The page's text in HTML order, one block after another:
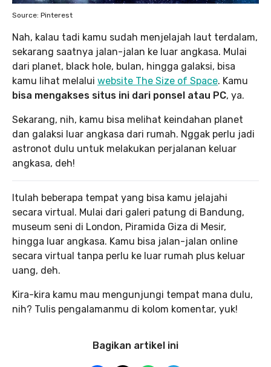
Source: Pinterest
Nah, kalau tadi kamu sudah menjelajah laut terdalam,
sekarang saatnya jalan-jalan ke luar angkasa. Mulai
dari planet, black hole, bulan, hingga galaksi, bisa
kamu lihat melalui website The Size of Space. Kamu
bisa mengakses situs ini dari ponsel atau PC, ya.
Sekarang, nih, kamu bisa melihat keindahan planet
dan galaksi luar angkasa dari rumah. Nggak perlu jadi
astronot dulu untuk melakukan perjalanan keluar
angkasa, deh!
Itulah beberapa tempat yang bisa kamu jelajahi
secara virtual. Mulai dari galeri patung di Bandung,
museum seni di London, Piramida Giza di Mesir,
hingga luar angkasa. Kamu bisa jalan-jalan online
secara virtual tanpa perlu ke luar rumah plus keluar
uang, deh.
Kira-kira kamu mau mengunjungi tempat mana dulu,
nih? Tulis pengalamanmu di kolom komentar, yuk!
Bagikan artikel ini